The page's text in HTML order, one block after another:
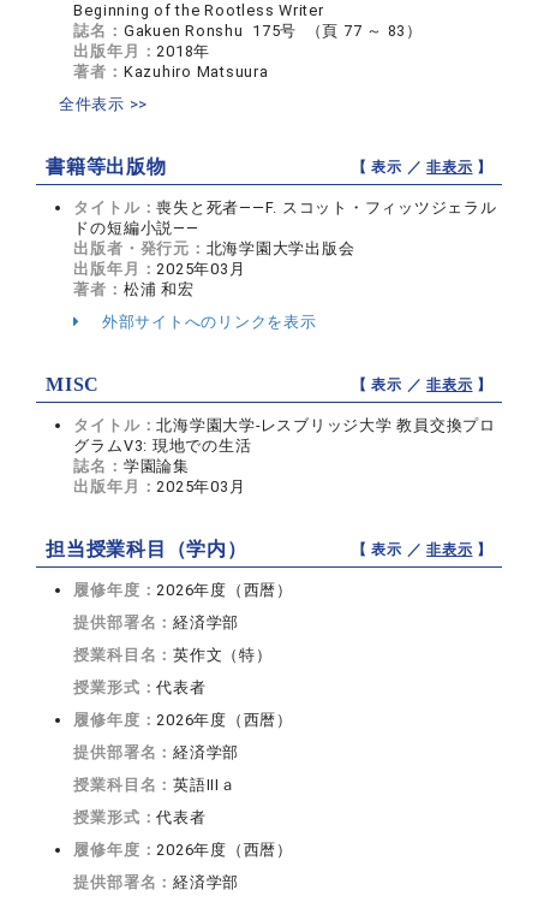
Beginning of the Rootless Writer
誌名： Gakuen Ronshu 175号 （頁 77 ～ 83）
出版年月：2018年
著者： Kazuhiro Matsuura
全件表示 >>
書籍等出版物 【 表示 ／非表示 】
タイトル：喪失と死者――F. スコット・フィッツジェラル
ドの短編小説――
出版者・発行元： 北海学園大学出版会
出版年月：2025年03月
著者： 松浦 和宏
外部サイトへのリンクを表示
MISC 【 表示 ／非表示 】
タイトル：北海学園大学-レスブリッジ大学 教員交換プロ
グラムV3: 現地での生活
誌名： 学園論集
出版年月：2025年03月
担当授業科目（学内） 【 表示 ／非表示 】
履修年度：2026年度（西暦）
提供部署名：経済学部
授業科目名：英作文（特）
授業形式：代表者
履修年度：2026年度（西暦）
提供部署名：経済学部
授業科目名：英語IIIａ
授業形式：代表者
履修年度：2026年度（西暦）
提供部署名：経済学部